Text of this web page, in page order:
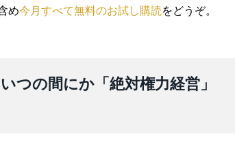
め今月すべて無料のお試し購読をどうぞ。
つの間にか「絶対権力経営」